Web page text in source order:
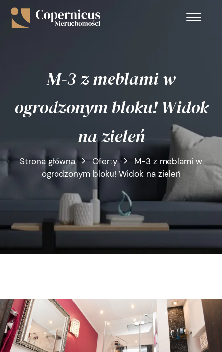
M-3 z meblami w
ogrodzonym bloku! Widok
na zieleń
Strona główna Oferty
M-3 z meblami w
ogrodzonym bloku! Widok na zieleń